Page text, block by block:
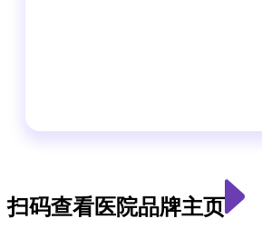
扫码查看医院品牌主页